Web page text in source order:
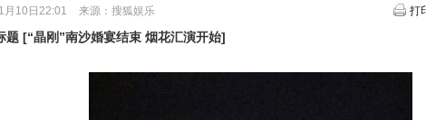
月10日22:01 来源： 搜狐娱乐 打
题 [“晶刚”南沙婚宴结束 烟花汇演开始]